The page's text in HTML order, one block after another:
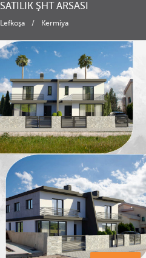
SATILIK ŞHT ARSASI
Lefkoşa / Kermiya